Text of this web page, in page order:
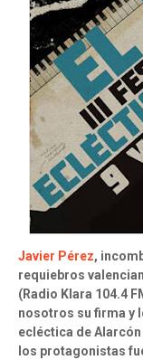
Javier Pérez,
requiebros
(Radio Klara 104.4
nosotros su firma y
ecléctica de Alarcón
los protagonistas